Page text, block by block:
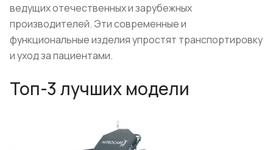
ведущих отечественных и зарубежных
производителей. Эти современные и
функциональные изделия упростят транспортировку
и уход за пациентами.
Топ-3 лучших модели